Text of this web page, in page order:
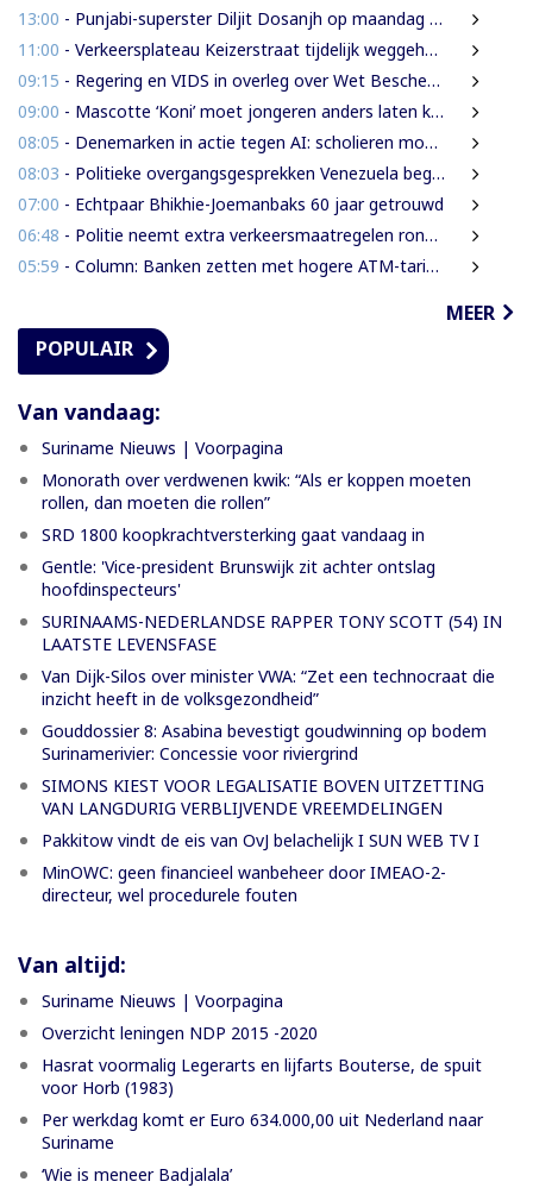
13:00 - Punjabi-superster Diljit Dosanjh op maandag 7 september in Ziggo Dome
11:00 - Verkeersplateau Keizerstraat tijdelijk weggehaald vanwege chaos rond Domineestraat
09:15 - Regering en VIDS in overleg over Wet Bescherming Woon- en Leefgebieden
09:00 - Mascotte ‘Koni’ moet jongeren anders laten kijken naar Surinaamse houtsector
08:05 - Denemarken in actie tegen AI: scholieren moeten extra mondelinge examens doen
08:03 - Politieke overgangsgesprekken Venezuela beginnen zonder Machado
07:00 - Echtpaar Bhikhie-Joemanbaks 60 jaar getrouwd
06:48 - Politie neemt extra verkeersmaatregelen rond afgesloten Domineestraat
05:59 - Column: Banken zetten met hogere ATM-tarieven digitale economie op achterstand
MEER
POPULAIR
Van vandaag:
Suriname Nieuws | Voorpagina
Monorath over verdwenen kwik: “Als er koppen moeten
rollen, dan moeten die rollen”
SRD 1800 koopkrachtversterking gaat vandaag in
Gentle: 'Vice-president Brunswijk zit achter ontslag
hoofdinspecteurs'
SURINAAMS-NEDERLANDSE RAPPER TONY SCOTT (54) IN
LAATSTE LEVENSFASE
Van Dijk-Silos over minister VWA: “Zet een technocraat die
inzicht heeft in de volksgezondheid”
Gouddossier 8: Asabina bevestigt goudwinning op bodem
Surinamerivier: Concessie voor riviergrind
SIMONS KIEST VOOR LEGALISATIE BOVEN UITZETTING
VAN LANGDURIG VERBLIJVENDE VREEMDELINGEN
Pakkitow vindt de eis van OvJ belachelijk I SUN WEB TV I
MinOWC: geen financieel wanbeheer door IMEAO-2-
directeur, wel procedurele fouten
Van altijd:
Suriname Nieuws | Voorpagina
Overzicht leningen NDP 2015 -2020
Hasrat voormalig Legerarts en lijfarts Bouterse, de spuit
voor Horb (1983)
Per werkdag komt er Euro 634.000,00 uit Nederland naar
Suriname
‘Wie is meneer Badjalala’